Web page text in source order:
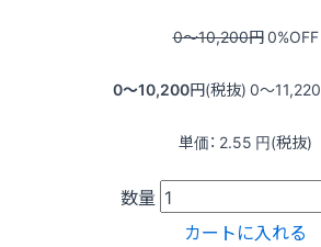
0〜10,200円0%OFF
0〜10,200円(税抜) 0〜11,220
単価： 2.55 円(税抜)
数量
カートに入れる